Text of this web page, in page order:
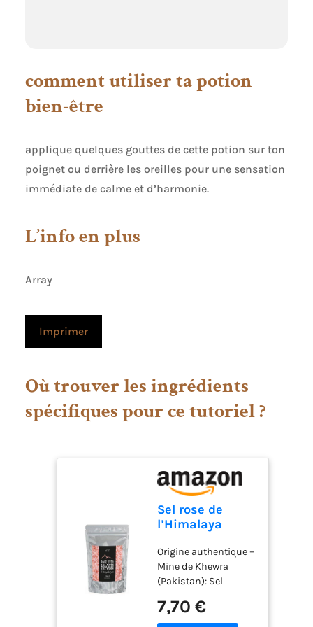
comment utiliser ta potion
bien-être
applique quelques gouttes de cette potion sur ton
poignet ou derrière les oreilles pour une sensation
immédiate de calme et d’harmonie.
L’info en plus
Array
Imprimer
Où trouver les ingrédients
spécifiques pour ce tutoriel ?
Sel rose de
l’Himalaya
teinte naturelle
variable – sel
pur non raffiné
– idéal pour
moulin – sans
Origine authentique –
Mine de Khewra
(Pakistan): Sel
extrait de l’un des
7,70 €